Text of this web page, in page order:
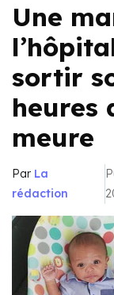
Une
sortir
heures
meure
Par La
rédaction